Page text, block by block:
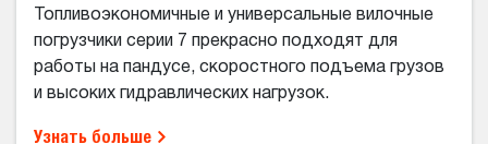
Топливоэкономичные и универсальные вилочные
погрузчики серии 7 прекрасно подходят для
работы на пандусе, скоростного подъема грузов
и высоких гидравлических нагрузок.
Узнать больше